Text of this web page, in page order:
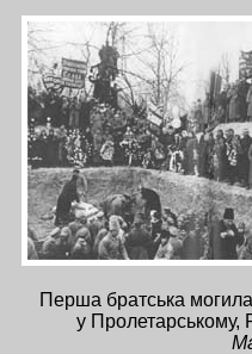
Перша братська
у Пролетарському,